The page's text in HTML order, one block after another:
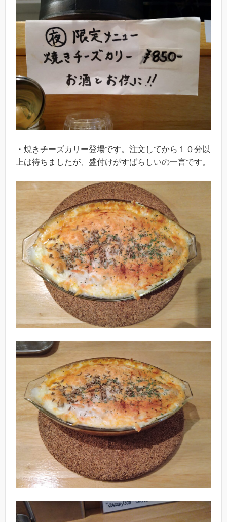
・焼きチーズカリー登場です。注文してから１０分以
上は待ちましたが、盛付けがすばらしいの一言です。